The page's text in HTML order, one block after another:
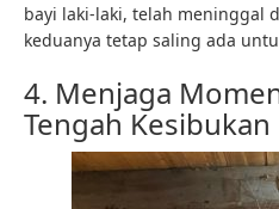
bayi laki-laki, telah meninggal
keduanya tetap saling ada
4. Menjaga
Tengah Kesibukan